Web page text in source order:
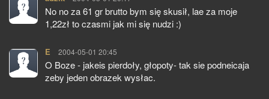
No no za 61 gr brutto bym się skusił, lae za moje
1,22zł to czasmi jak mi się nudzi :)
E pisze:
2004-05-01 20:45
O Boze - jakeis pierdoły, głopoty- tak sie podneicaja
zeby jeden obrazek wysłac.